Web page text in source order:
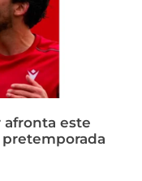
afronta este